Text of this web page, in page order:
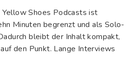
Shoes Podcasts ist
Minuten begrenzt und als Solo-
bleibt der Inhalt kompakt,
den Punkt. Lange Interviews